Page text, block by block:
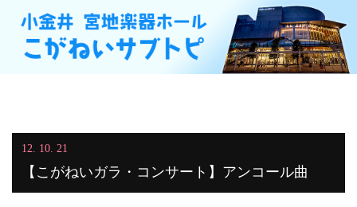
12. 10. 21
【こがねいガラ・コンサート】アンコール曲